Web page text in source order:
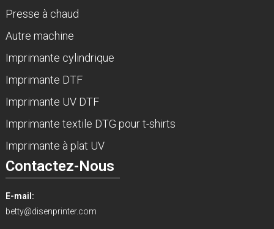
Presse à chaud
Autre machine
Imprimante cylindrique
Imprimante DTF
Imprimante UV DTF
Imprimante textile DTG pour t-shirts
Imprimante à plat UV
Contactez-Nous
E-mail:
betty@disenprinter.com